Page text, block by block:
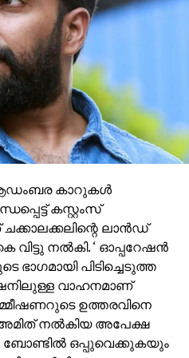
2021ൽ രണ്ടാം ഭാഗം
OTT
സംരക്ഷിക്കാൻ കേബിൾ
(മോഹൻലാൽ)
കഥയുടെ പ്രമേയം.
ആഡംബര കാറുകള്‍
കസ്റ്റംസ്
ചക്കാലക്കലിന്റെ ലാന്‍ഡ്
വിട്ടു നല്‍കി. ‘ ഓപ്പറേഷന്‍
പിടിച്ചെടുത്ത
വാഹനമാണ്
ഉത്തരവിനെ
നല്‍കിയ അപേക്ഷ
ബോണ്ടില്‍ ഒപ്പുവെക്കുകയും